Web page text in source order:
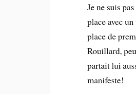
Je ne suis
place avec
place de
Rouillard,
partait lui
manifeste!